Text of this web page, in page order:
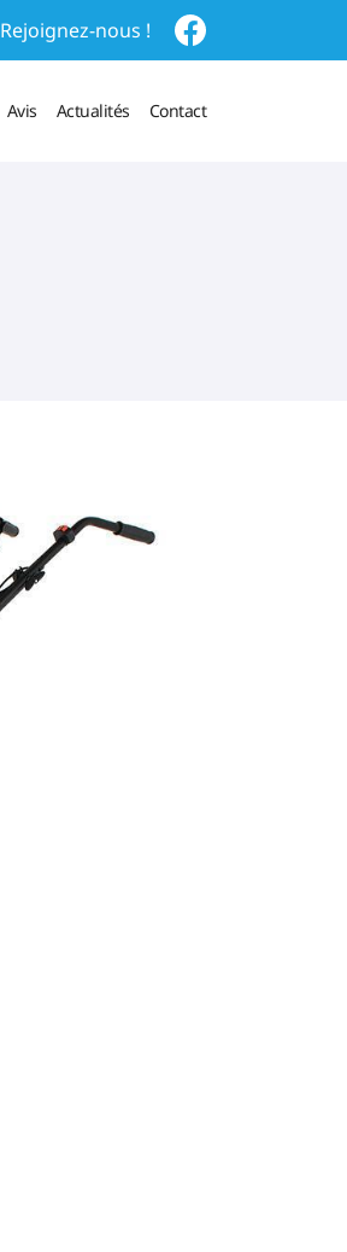
Rejoignez-nous !
Avis Actualités Contact